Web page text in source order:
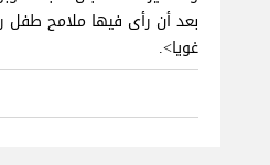
بعد أن رأى فيها ملامح
غويا>.